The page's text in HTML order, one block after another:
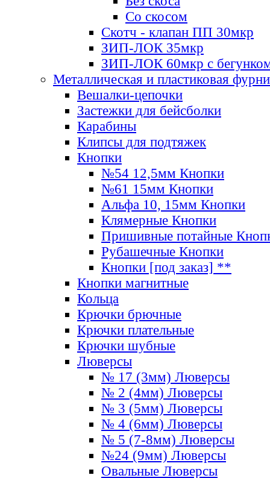
Со скосом
Скотч - клапан ПП 30мкр
ЗИП-ЛОК 35мкр
ЗИП-ЛОК 60мкр с
Металлическая и пластиковая
Вешалки-цепочки
Застежки для бейсболки
Карабины
Клипсы для подтяжек
Кнопки
№54 12,5мм Кнопки
№61 15мм Кнопки
Альфа 10, 15мм Кнопки
Клямерные Кнопки
Пришивные потайные
Рубашечные Кнопки
Кнопки [под заказ] **
Кнопки магнитные
Кольца
Крючки брючные
Крючки плательные
Крючки шубные
Люверсы
№ 17 (3мм) Люверсы
№ 2 (4мм) Люверсы
№ 3 (5мм) Люверсы
№ 4 (6мм) Люверсы
№ 5 (7-8мм) Люверсы
№24 (9мм) Люверсы
Овальные Люверсы